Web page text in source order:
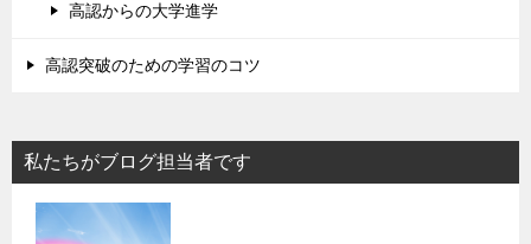
高認からの大学進学
高認突破のための学習のコツ
私たちがブログ担当者です